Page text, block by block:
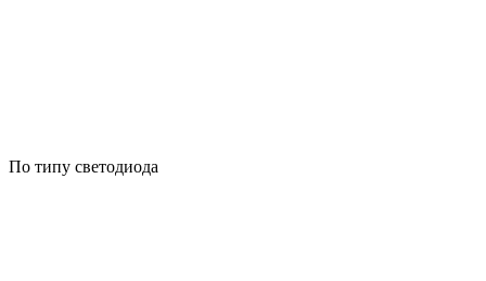
По типу светодиода